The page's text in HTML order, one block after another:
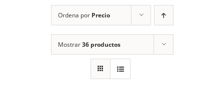
Ordena por Precio
Mostrar36 productos